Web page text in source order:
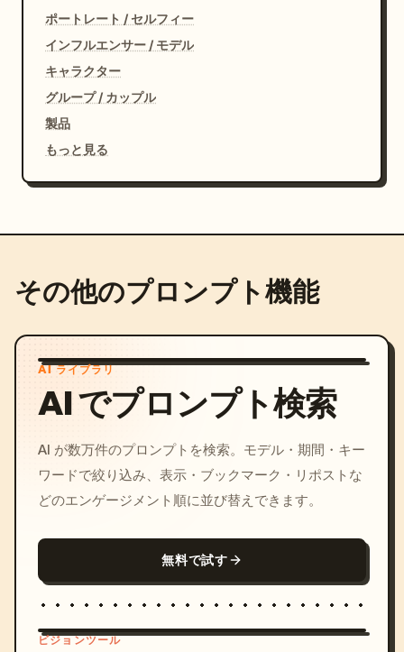
ポートレート / セルフィー
インフルエンサー / モデル
キャラクター
グループ / カップル
製品
もっと見る
その他のプロンプト機能
AI ライブラリ
AI でプロンプト検索
AI が数万件のプロンプトを検索。モデル・期間・キー
ワードで絞り込み、表示・ブックマーク・リポストな
どのエンゲージメント順に並び替えできます。
無料で試す
ビジョンツール